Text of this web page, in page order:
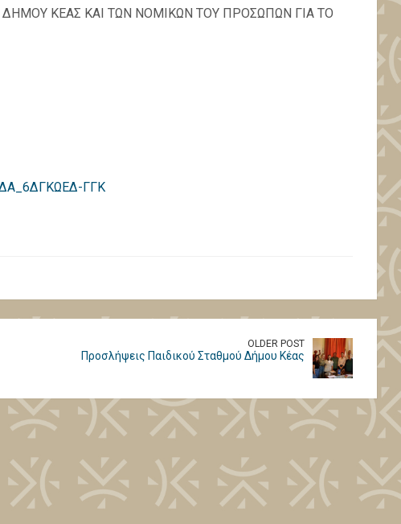
ΚΕΑΣ ΚΑΙ ΤΩΝ ΝΟΜΙΚΩΝ ΤΟΥ ΠΡΟΣΩΠΩΝ ΓΙΑ ΤΟ
ΓΓΚ
OLDER POST
Προσλήψεις Παιδικού Σταθμού Δήμου Κέας